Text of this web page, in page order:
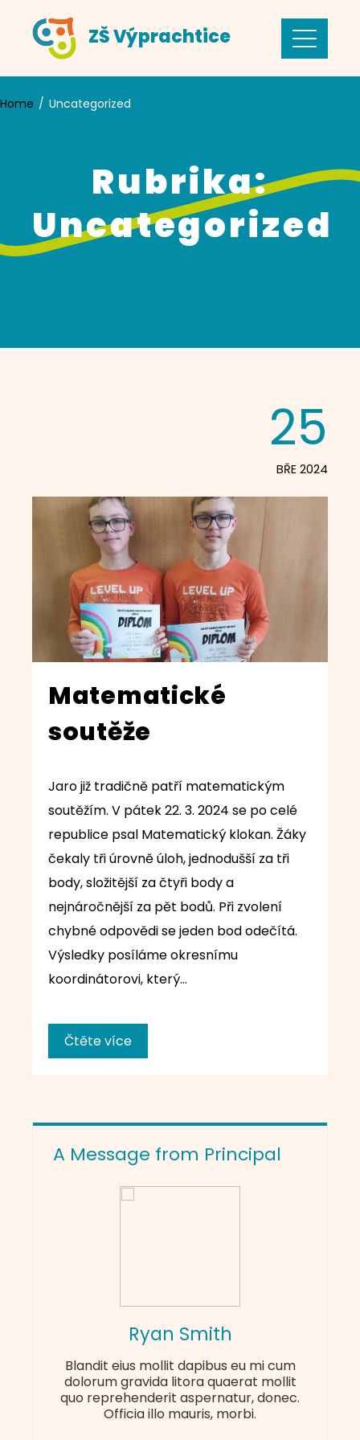
content
ZŠ Výprachtice
Rubrika:
Uncategorized
Home Uncategorized
25
BŘE 2024
Matematické
soutěže
Jaro již tradičně patří matematickým
soutěžím. V pátek 22. 3. 2024 se po celé
republice psal Matematický klokan. Žáky
čekaly tři úrovně úloh, jednodušší za tři
body, složitější za čtyři body a
nejnáročnější za pět bodů. Při zvolení
chybné odpovědi se jeden bod odečítá.
Výsledky posíláme okresnímu
koordinátorovi, který…
Čtěte více
A Message from Principal
Ryan Smith
Blandit eius mollit dapibus eu mi cum
dolorum gravida litora quaerat mollit
quo reprehenderit aspernatur, donec.
Officia illo mauris, morbi.